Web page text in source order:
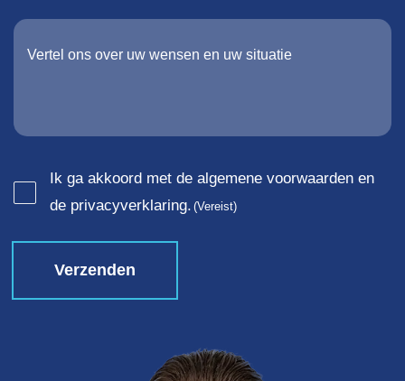
Consent
(Vereist)
Ik ga akkoord met de algemene voorwaarden en
de privacyverklaring. (Vereist)